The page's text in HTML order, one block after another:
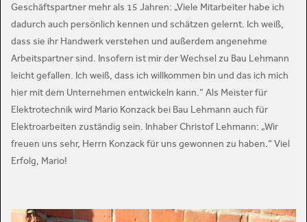
Geschäftspartner mehr als 15 Jahren: „Viele Mitarbeiter habe ich
dadurch auch persönlich kennen und schätzen gelernt. Ich weiß,
dass sie ihr Handwerk verstehen und außerdem angenehme
Arbeitspartner sind. Insofern ist mir der Wechsel zu Bau Lehmann
leicht gefallen. Ich weiß, dass ich willkommen bin und das ich mich
hier mit dem Unternehmen entwickeln kann.“ Als Meister für
Elektrotechnik wird Mario Konzack bei Bau Lehmann auch für
Elektroarbeiten zuständig sein. Inhaber Christof Lehmann: „Wir
freuen uns sehr, Herrn Konzack für uns gewonnen zu haben.“ Viel
Erfolg, Mario!